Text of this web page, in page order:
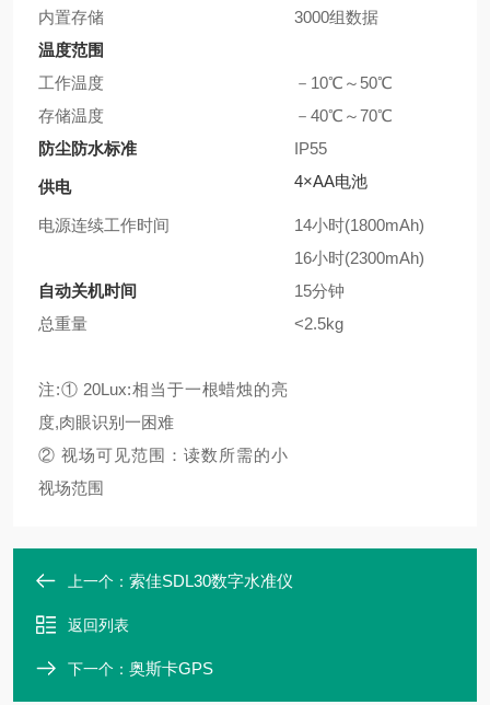
内置存储
3000组数据
温度范围
工作温度
－10℃～50℃
存储温度
－40℃～70℃
防尘防水标准
IP55
供电 4×AA电池
电源连续工作时间
14小时(1800mAh)
16小时(2300mAh)
自动关机时间
15分钟
总重量
<2.5kg
注:① 20Lux:相当于一根蜡烛的亮
度,肉眼识别一困难
② 视场可见范围：读数所需的小
视场范围
上一个： 索佳SDL30数字水准仪
返回列表
下一个： 奥斯卡GPS